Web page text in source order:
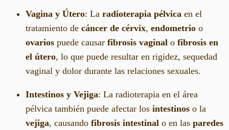
Vagina y Útero: La radioterapia pélvica en el
tratamiento de cáncer de cérvix, endometrio o
ovarios puede causar fibrosis vaginal o fibrosis en
el útero, lo que puede resultar en rigidez, sequedad
vaginal y dolor durante las relaciones sexuales.
Intestinos y Vejiga: La radioterapia en el área
pélvica también puede afectar los intestinos o la
vejiga, causando fibrosis intestinal o en las paredes